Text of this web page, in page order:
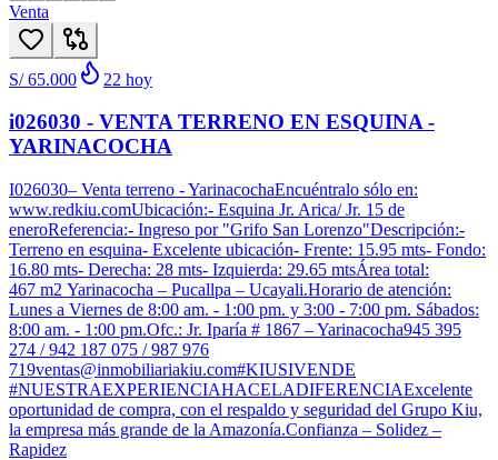
Venta
S/ 65.000 22 hoy
i026030 - VENTA TERRENO EN ESQUINA -
YARINACOCHA
I026030– Venta terreno - YarinacochaEncuéntralo sólo en:
www.redkiu.comUbicación:- Esquina Jr. Arica/ Jr. 15 de
eneroReferencia:- Ingreso por "Grifo San Lorenzo"Descripción:-
Terreno en esquina- Excelente ubicación- Frente: 15.95 mts- Fondo:
16.80 mts- Derecha: 28 mts- Izquierda: 29.65 mtsÁrea total:
467 m2 Yarinacocha – Pucallpa – Ucayali.Horario de atención:
Lunes a Viernes de 8:00 am. - 1:00 pm. y 3:00 - 7:00 pm. Sábados:
8:00 am. - 1:00 pm.Ofc.: Jr. Iparía # 1867 – Yarinacocha945 395
274 / 942 187 075 / 987 976
719ventas@inmobiliariakiu.com#KIUSIVENDE
#NUESTRAEXPERIENCIAHACELADIFERENCIAExcelente
oportunidad de compra, con el respaldo y seguridad del Grupo Kiu,
la empresa más grande de la Amazonía.Confianza – Solidez –
Rapidez